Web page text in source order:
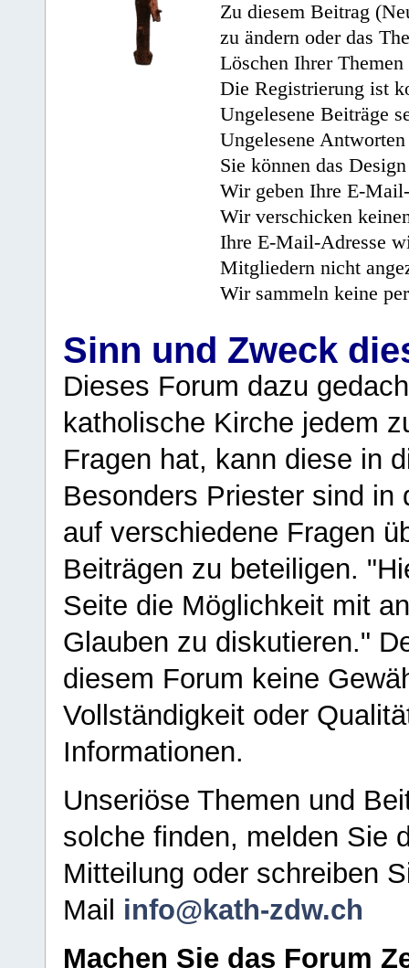
Zu diesem Beitrag
zu ändern oder das
Löschen Ihrer
Die Registrierung ist
Ungelesene Beiträge
Ungelesene
Sie können das
Wir geben Ihre E-
Wir verschicken
Ihre E-Mail-Adresse
Mitgliedern nicht
Wir sammeln keine
Sinn und Zweck
Dieses Forum dazu
katholische Kirche jedem
Fragen hat, kann diese in
Besonders Priester sind in
auf verschiedene Fragen
Beiträgen zu beteiligen.
Seite die Möglichkeit mit
Glauben zu diskutieren."
diesem Forum keine
Vollständigkeit oder
Informationen.
Unseriöse Themen und
solche finden, melden Sie
Mitteilung oder schreiben
Mail info@kath-zdw.ch
Machen Sie das Forum